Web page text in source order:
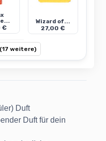
€
Wizard of...
27,00 €
weitere)
Duft
Duft für dein